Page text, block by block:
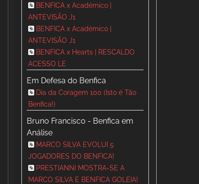
BENFICA x Académico |
ANTEVISÃO J1
BENFICA x Académico |
ANTEVISÃO J1
BENFICA x Hearts | RESCALDO
ACESSO LE
Em Defesa do Benfica
Dia da Coragem 100 (Isto é Tão
Benfica!)
Bruno Francisco - Benfica em
Análise
MARCO SILVA EVOLUI 5
JOGADORES DO BENFICA!
PRESTIANNI MOSTRA-SE A
MARCO SILVA E BENFICA GOLEIA!